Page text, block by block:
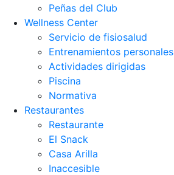
Peñas del Club
Wellness Center
Servicio de fisiosalud
Entrenamientos personales
Actividades dirigidas
Piscina
Normativa
Restaurantes
Restaurante
El Snack
Casa Arilla
Inaccesible